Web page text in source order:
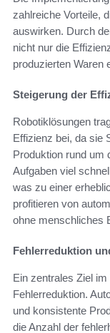
zahlreiche Vorteile,
auswirken. Durch
nicht nur die
produzierten Waren
Steigerung der
Robotiklösungen
Effizienz bei, da sie
Produktion rund um
Aufgaben viel
was zu einer
profitieren von
ohne menschliches
Fehlerreduktion
Ein zentrales Ziel
Fehlerreduktion.
und konsistente
die Anzahl der